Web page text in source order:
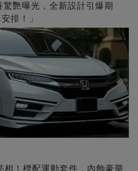
驚艷曝光，全新設計引爆期
排！」
相！標配運動套件，內飾豪華